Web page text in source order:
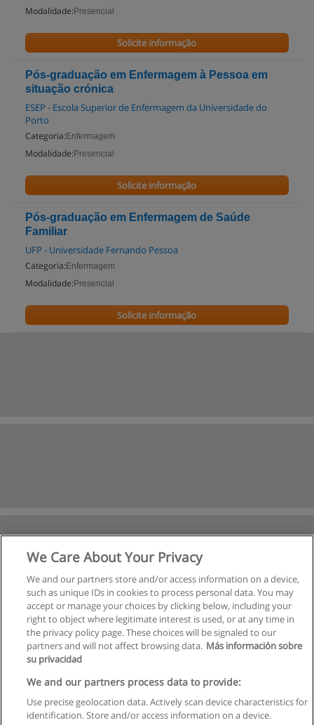
Modalidade: Presencial
Solicite informação
Pós-graduação em Enfermagem à Pessoa em
situação crónica
ESEP - Escola Superior de Enfermagem da Universidade do
Porto
Categoria: Enfermagem
Modalidade: Presencial
Solicite informação
Pós-graduação em Enfermagem de Saúde
Familiar
UFP - Universidade Fernando Pessoa
Categoria: Enfermagem
Modalidade: Presencial
Solicite informação
Próxima
de
Regras de uso
We Care About Your Privacy
We and our partners store and/or access information on a device,
such as unique IDs in cookies to process personal data. You may
accept or manage your choices by clicking below, including your
right to object where legitimate interest is used, or at any time in
the privacy policy page. These choices will be signaled to our
partners and will not affect browsing data. Más información sobre
su privacidad
We and our partners process data to provide:
Use precise geolocation data. Actively scan device characteristics for
identification. Store and/or access information on a device.